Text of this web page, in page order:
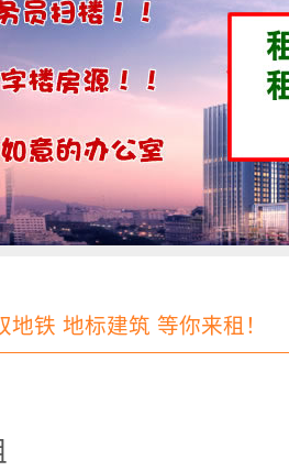
铁 地标建筑 等你来租！